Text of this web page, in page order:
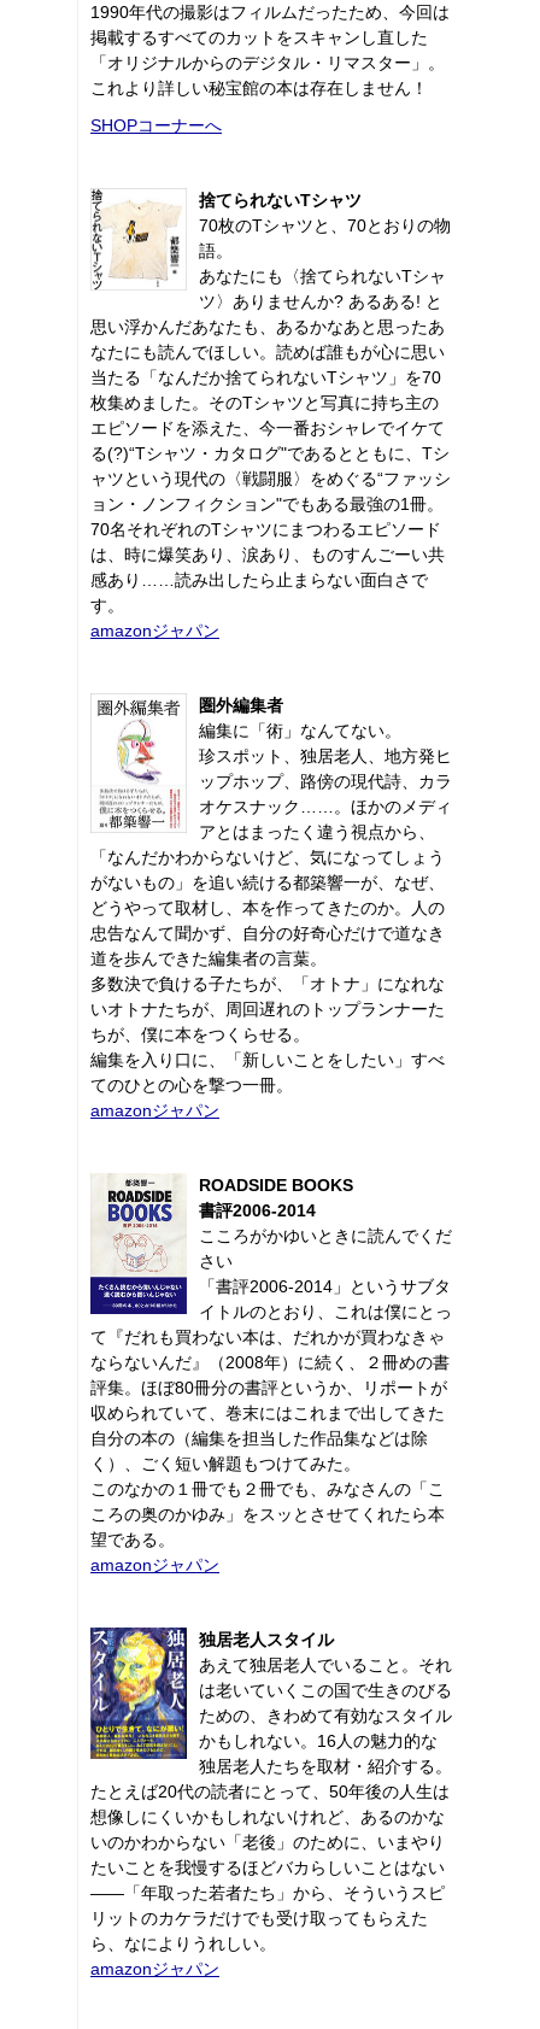
1990年代の撮影はフィルムだったため、今回は
掲載するすべてのカットをスキャンし直した
「オリジナルからのデジタル・リマスター」。
これより詳しい秘宝館の本は存在しません！
SHOPコーナーへ
捨てられないTシャツ
70枚のTシャツと、70とおりの物
語。
あなたにも〈捨てられないTシャ
ツ〉ありませんか? あるある! と
思い浮かんだあなたも、あるかなあと思ったあ
なたにも読んでほしい。読めば誰もが心に思い
当たる「なんだか捨てられないTシャツ」を70
枚集めました。そのTシャツと写真に持ち主の
エピソードを添えた、今一番おシャレでイケて
る(?)“Tシャツ・カタログ"であるとともに、Tシ
ャツという現代の〈戦闘服〉をめぐる“ファッシ
ョン・ノンフィクション"でもある最強の1冊。
70名それぞれのTシャツにまつわるエピソード
は、時に爆笑あり、涙あり、ものすんごーい共
感あり……読み出したら止まらない面白さで
す。
amazonジャパン
圏外編集者
編集に「術」なんてない。
珍スポット、独居老人、地方発ヒ
ップホップ、路傍の現代詩、カラ
オケスナック……。ほかのメディ
アとはまったく違う視点から、
「なんだかわからないけど、気になってしょう
がないもの」を追い続ける都築響一が、なぜ、
どうやって取材し、本を作ってきたのか。人の
忠告なんて聞かず、自分の好奇心だけで道なき
道を歩んできた編集者の言葉。
多数決で負ける子たちが、「オトナ」になれな
いオトナたちが、周回遅れのトップランナーた
ちが、僕に本をつくらせる。
編集を入り口に、「新しいことをしたい」すべ
てのひとの心を撃つ一冊。
amazonジャパン
ROADSIDE BOOKS
書評2006-2014
こころがかゆいときに読んでくだ
さい
「書評2006-2014」というサブタ
イトルのとおり、これは僕にとっ
て『だれも買わない本は、だれかが買わなきゃ
ならないんだ』（2008年）に続く、２冊めの書
評集。ほぼ80冊分の書評というか、リポートが
収められていて、巻末にはこれまで出してきた
自分の本の（編集を担当した作品集などは除
く）、ごく短い解題もつけてみた。
このなかの１冊でも２冊でも、みなさんの「こ
ころの奥のかゆみ」をスッとさせてくれたら本
望である。
amazonジャパン
独居老人スタイル
あえて独居老人でいること。それ
は老いていくこの国で生きのびる
ための、きわめて有効なスタイル
かもしれない。16人の魅力的な
独居老人たちを取材・紹介する。
たとえば20代の読者にとって、50年後の人生は
想像しにくいかもしれないけれど、あるのかな
いのかわからない「老後」のために、いまやり
たいことを我慢するほどバカらしいことはない
――「年取った若者たち」から、そういうスピ
リットのカケラだけでも受け取ってもらえた
ら、なによりうれしい。
amazonジャパン